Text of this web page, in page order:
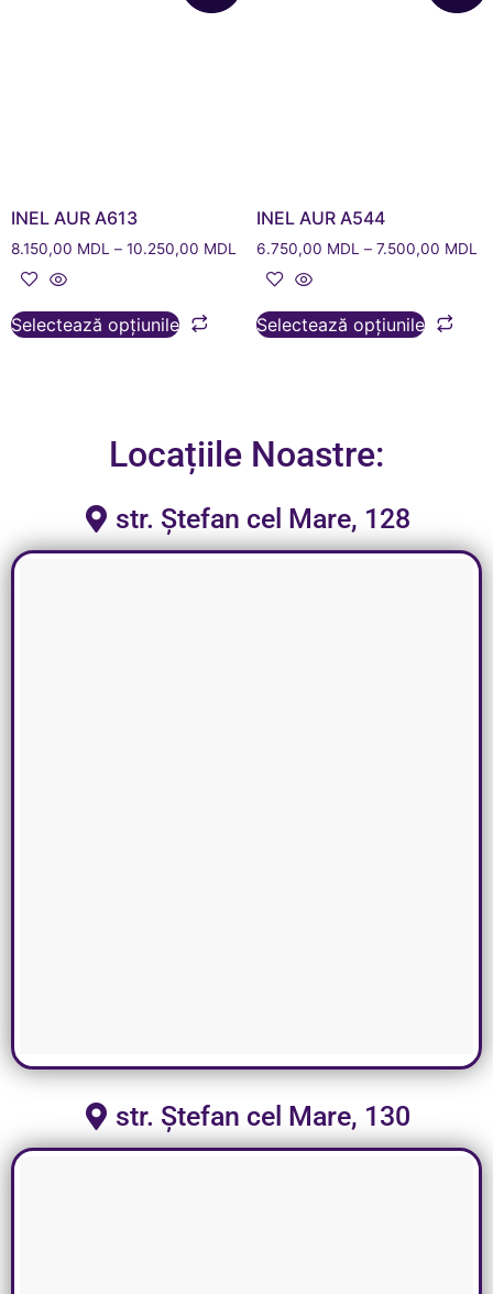
INEL AUR A613
8.150,00 MDL – 10.250,00 MDL
Selectează opțiunile
INEL AUR A544
6.750,00 MDL – 7.500,00 MDL
Selectează opțiunile
Locațiile Noastre:
str. Ștefan cel Mare, 128
str. Ștefan cel Mare, 130